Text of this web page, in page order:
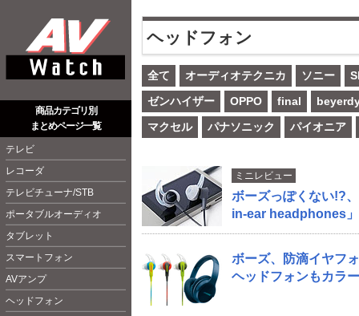
ヘッドフォン
全て オーディオテクニカ ソニー
ゼンハイザー
OPPO final
マクセル
パナソニック パイオニア
ミニレビュー
ボーズっぽくない!?
in-ear headphones
ボーズ、防滴イヤフ
ヘッドフォンもカラ
商品カテゴリ別
まとめページ一覧
テレビ
レコーダ
テレビチューナ/STB
ポータブルオーディオ
タブレット
スマートフォン
AVアンプ
ヘッドフォン